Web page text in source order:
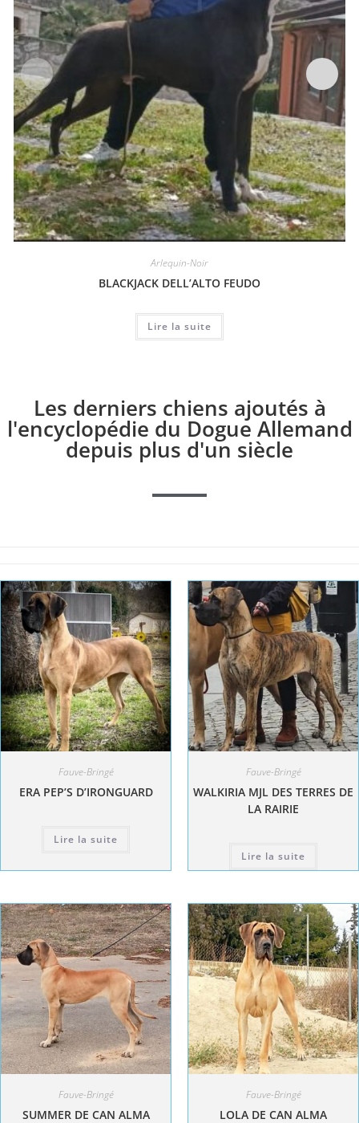
Arlequin-Noir
BLACKJACK DELL’ALTO FEUDO
Lire la suite
Les derniers chiens ajoutés à
l'encyclopédie du Dogue Allemand
depuis plus d'un siècle
Fauve-Bringé
ERA PEP’S D’IRONGUARD
Lire la suite
Fauve-Bringé
WALKIRIA MJL DES TERRES DE
LA RAIRIE
Lire la suite
Fauve-Bringé
SUMMER DE CAN ALMA
Fauve-Bringé
LOLA DE CAN ALMA